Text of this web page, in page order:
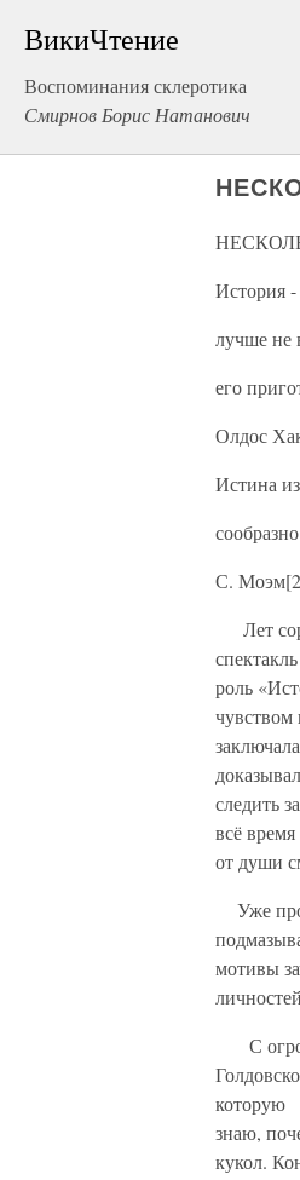
ВикиЧтение
Воспоминания склеротика
Смирнов Борис Натанович
История
лучше не
его
Олдос
Истина
С.
Лет
роль
чувством
следить
всё
от души
Уже
мотивы
С
которую
знаю,
кукол.